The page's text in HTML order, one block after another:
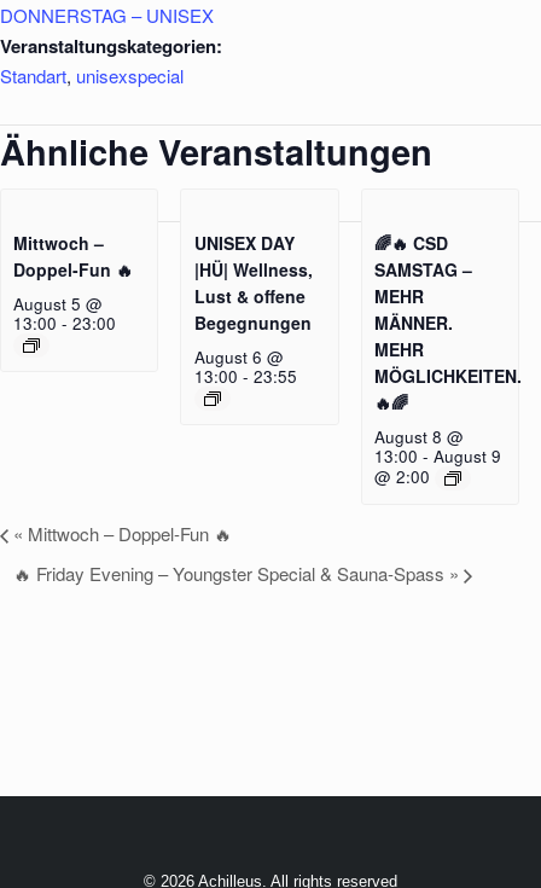
DONNERSTAG – UNISEX
Veranstaltungskategorien:
Standart, unisexspecial
Ähnliche Veranstaltungen
Mittwoch –
Doppel-Fun 🔥
August 5 @
13:00 -23:00
UNISEX DAY
|HÜ| Wellness,
Lust & offene
Begegnungen
August 6 @
13:00 - 23:55
🌈🔥 CSD
SAMSTAG –
MEHR
MÄNNER.
MEHR
MÖGLICHKEITEN.
🔥🌈
August 8 @
13:00 - August 9
@ 2:00
« Mittwoch – Doppel-Fun 🔥
🔥 Friday Evening – Youngster Special & Sauna-Spass »
© 2026 Achilleus. All rights reserved